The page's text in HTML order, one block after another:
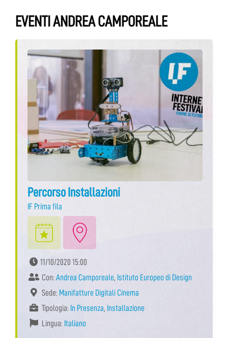
EVENTI ANDREA CAMPOREALE
Percorso Installazioni
IF Prima fila
11/10/2020 15:00
Con: Andrea Camporeale, Istituto Europeo di Design
Sede: Manifatture Digitali Cinema
Tipologia: In Presenza, Installazione
Lingua: Italiano